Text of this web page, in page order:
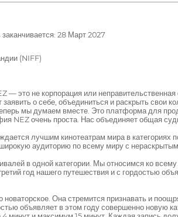
28 Март 2027
(NIFF)
— это не корпорация или
о себе, объединиться и раскрыть
мы думаем вместе. Это платформа для
NEZ очень проста. Нас объединяет
лучшим кинотеатрам мира в
аудиторию по всему миру с
в одной категории. Мы относимся ко
год нашего путешествия и с гордостью
новаторское. Она стремится признавать и
объявляет в этом году совершенно